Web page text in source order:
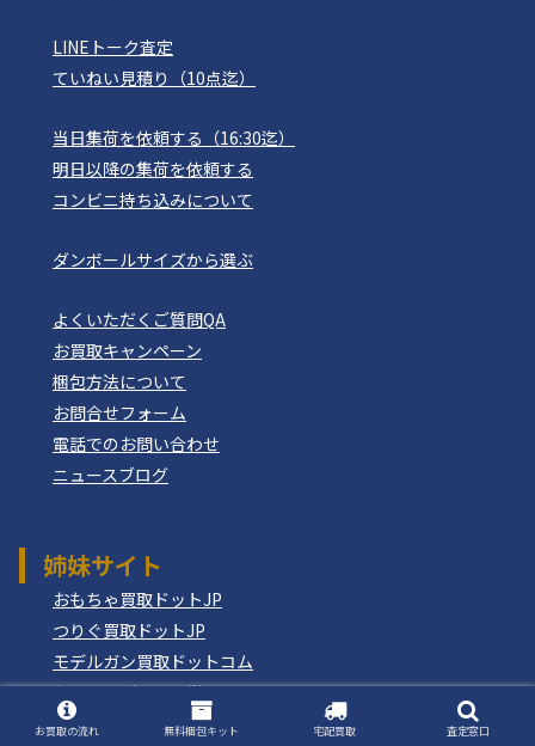
LINEトーク査定
ていねい見積り（10点迄）
当日集荷を依頼する（16:30迄）
明日以降の集荷を依頼する
コンビニ持ち込みについて
ダンボールサイズから選ぶ
よくいただくご質問QA
お買取キャンペーン
梱包方法について
お問合せフォーム
電話でのお問い合わせ
ニュースブログ
姉妹サイト
おもちゃ買取ドットJP
つりぐ買取ドットJP
モデルガン買取ドットコム
もけいのどらねこ堂
お買取の流れ 無料梱包キット 宅配買取 査定窓口